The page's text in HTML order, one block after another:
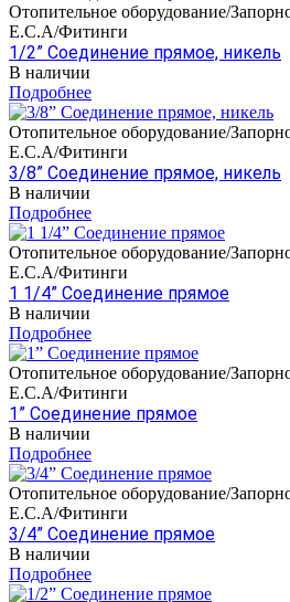
Отопительное оборудование/
E.C.A/Фитинги
1/2” Соединение прямое, никель
В наличии
Подробнее
Отопительное оборудование/
E.C.A/Фитинги
3/8” Соединение прямое, никель
В наличии
Подробнее
Отопительное оборудование/
E.C.A/Фитинги
1 1/4” Соединение прямое
В наличии
Подробнее
Отопительное оборудование/
E.C.A/Фитинги
1” Соединение прямое
В наличии
Подробнее
Отопительное оборудование/
E.C.A/Фитинги
3/4” Соединение прямое
В наличии
Подробнее